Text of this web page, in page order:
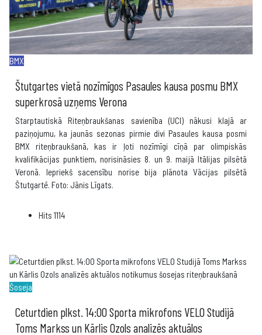
BMX
Štutgartes vietā nozīmīgos Pasaules kausa posmu BMX
superkrosā uzņems Verona
Starptautiskā Riteņbraukšanas savienība (UCI) nākusi klajā ar
paziņojumu, ka jaunās sezonas pirmie divi Pasaules kausa posmi
BMX riteņbraukšanā, kas ir ļoti nozīmīgi cīņā par olimpiskās
kvalifikācijas punktiem, norisināsies 8. un 9. maijā Itālijas pilsētā
Veronā. Iepriekš sacensību norise bija plānota Vācijas pilsētā
Štutgartē. Foto: Jānis Līgats.
Hits 1114
Šoseja
Ceturtdien plkst. 14:00 Sporta mikrofons VELO Studijā
Toms Markss un Kārlis Ozols analizēs aktuālos